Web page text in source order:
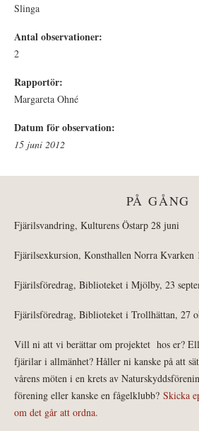
Slinga
Antal observationer:
2
Rapportör:
Margareta Ohné
Datum för observation:
15 juni 2012
PÅ GÅNG
Fjärilsvandring, Kulturens Östarp 28 juni
Fjärilsexkursion, Konsthallen Norra Kvarken
Fjärilsföredrag, Biblioteket i Mjölby, 23
Fjärilsföredrag, Biblioteket i Trollhättan, 27
Vill ni att vi berättar om projektet hos er?
fjärilar i allmänhet? Håller ni kanske på att
vårens möten i en krets av
förening eller kanske en fågelklubb? Skicka
om det går att ordna.